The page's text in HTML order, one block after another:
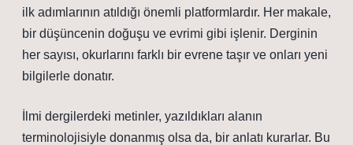
ilk adımlarının atıldığı önemli platformlardır. Her makale,
bir düşüncenin doğuşu ve evrimi gibi işlenir. Derginin
her sayısı, okurlarını farklı bir evrene taşır ve onları yeni
bilgilerle donatır.
İlmi dergilerdeki metinler, yazıldıkları alanın
terminolojisiyle donanmış olsa da, bir anlatı kurarlar. Bu